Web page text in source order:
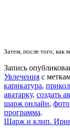
Затем, после того, как
Запись
Увлечения с
карикатура,
аватарку, создать
шарж онлайн,
программа.
Шарж и клип.